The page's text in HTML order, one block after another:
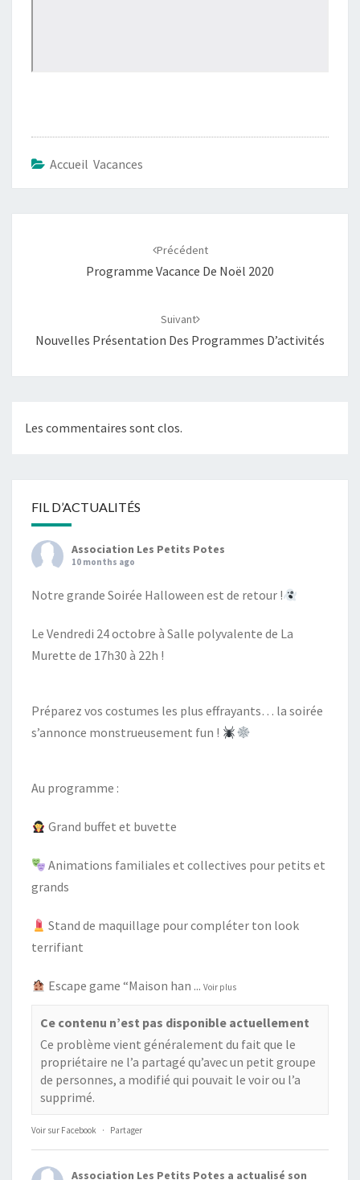
Accueil Vacances
Précédent
Programme Vacance De Noël 2020
Suivant
Nouvelles Présentation Des Programmes D’activités
Les commentaires sont clos.
FIL D’ACTUALITÉS
Association Les Petits Potes
10 months ago
Notre grande Soirée Halloween est de retour !
Le Vendredi 24 octobre à Salle polyvalente de La
Murette de 17h30 à 22h !
Préparez vos costumes les plus effrayants… la soirée
s’annonce monstrueusement fun !
Au programme :
Grand buffet et buvette
Animations familiales et collectives pour petits et
grands
Stand de maquillage pour compléter ton look
terrifiant
Escape game “Maison han ...Voir plus
Ce contenu n’est pas disponible actuellement
Ce problème vient généralement du fait que le
propriétaire ne l’a partagé qu’avec un petit groupe
de personnes, a modifié qui pouvait le voir ou l’a
supprimé.
Voir sur Facebook · Partager
Association Les Petits Potes a actualisé son